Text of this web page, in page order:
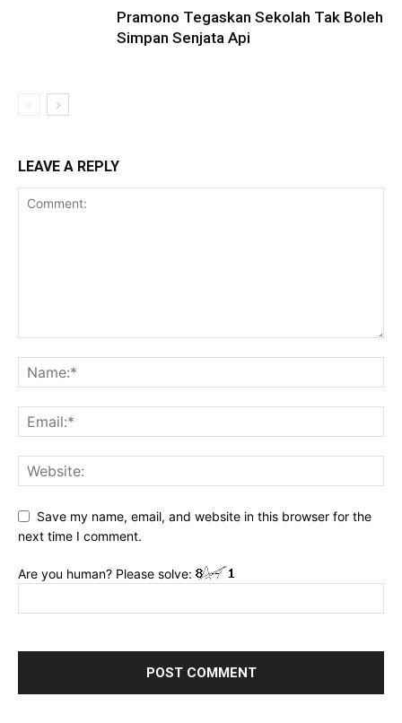
Pramono Tegaskan Sekolah Tak Boleh
Simpan Senjata Api
LEAVE A REPLY
Save my name, email, and website in this browser for the
next time I comment.
Are you human? Please solve: